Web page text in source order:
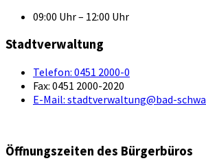
09:00 Uhr – 12:00 Uhr
Stadtverwaltung
Telefon: 0451 2000-0
Fax: 0451 2000-2020
E-Mail: stadtverwaltung@bad-
Öffnungszeiten des Bürgerbüros